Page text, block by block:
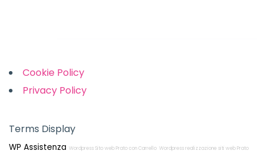
Cookie Policy
Privacy Policy
Terms Display
WP Assistenza Wordpress Sito web Prato con Carrello Wordpress realizzazione siti web Prato